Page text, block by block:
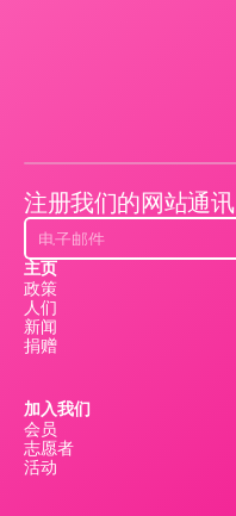
注册我们的网站通讯
主页
政策
人们
新闻
捐赠
加入我们
会员
志愿者
活动